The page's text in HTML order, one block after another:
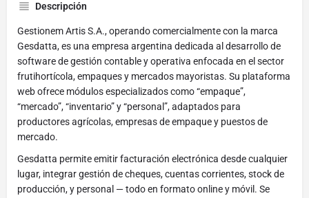
Descripción
Gestionem Artis S.A., operando comercialmente con la marca
Gesdatta, es una empresa argentina dedicada al desarrollo de
software de gestión contable y operativa enfocada en el sector
frutihortícola, empaques y mercados mayoristas. Su plataforma
web ofrece módulos especializados como “empaque”,
“mercado”, “inventario” y “personal”, adaptados para
productores agrícolas, empresas de empaque y puestos de
mercado.
Gesdatta permite emitir facturación electrónica desde cualquier
lugar, integrar gestión de cheques, cuentas corrientes, stock de
producción, y personal — todo en formato online y móvil. Se